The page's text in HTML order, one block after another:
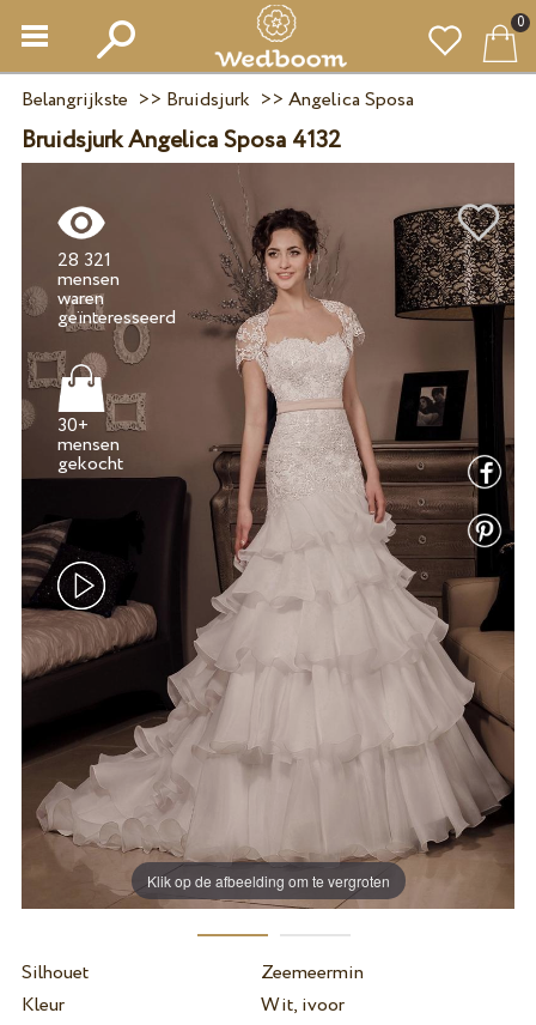
0
Belangrijkste >> Bruidsjurk >> Angelica Sposa
Bruidsjurk Angelica Sposa 4132
Klik op de afbeelding om te vergroten
28 321
mensen
waren
30+
mensen
Silhouet
Zeemeermin
Kleur
Wit, ivoor